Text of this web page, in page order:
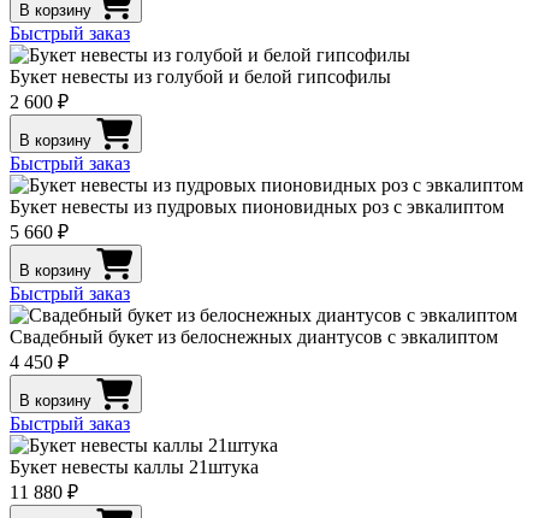
В корзину
Быстрый заказ
Букет невесты из голубой и белой гипсофилы
2 600 ₽
В корзину
Быстрый заказ
Букет невесты из пудровых пионовидных роз с эвкалиптом
5 660 ₽
В корзину
Быстрый заказ
Свадебный букет из белоснежных диантусов с эвкалиптом
4 450 ₽
В корзину
Быстрый заказ
Букет невесты каллы 21штука
11 880 ₽